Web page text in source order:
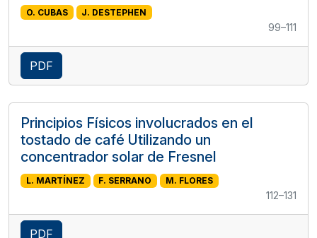
O. CUBAS J. DESTEPHEN
99–111
PDF
Principios Físicos involucrados en el
tostado de café Utilizando un
concentrador solar de Fresnel
L. MARTÍNEZ F. SERRANO M. FLORES
112–131
PDF